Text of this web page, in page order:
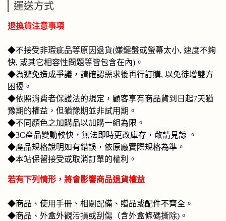
運送方式
退換貨注意事項
◆不接受非瑕疵品等原因退貨(嫌鍵盤或螢幕太小, 速度不夠
快, 或其它相容性問題等皆包含在內)。
◆為避免造成爭議，請確認需求後再行訂購, 以免徒增雙方
困擾。
◆依照消費者保護法的規定，顧客享有商品貨到日起7天猶
豫期的權益，但猶豫期並非試用期。
◆不同顏色之加購品以加購一組為限。
◆3C產品變動較快，無法即時更改庫存，敬請見諒 。
◆產品規格說明如有錯誤，依原廠實際規格為準。
◆本站保留接受或取消訂單的權利。
若有下列情形，將會影響商品退貨權益
◆商品、使用手冊、相關配備、贈品或配件不齊全。
◆商品、外盒外觀污損或刮傷（含外盒條碼撕除)。